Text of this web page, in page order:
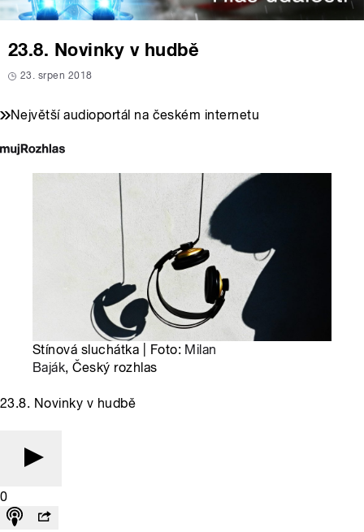
23.8. Novinky v hudbě
23. srpen 2018
Největší audioportál na českém internetu
Stínová sluchátka | Foto: Milan
Baják, Český rozhlas
23.8. Novinky v hudbě
0